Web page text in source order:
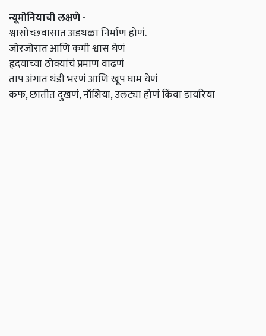
न्यूमोनियाची लक्षणे -
श्वासोच्छवासात अडथळा निर्माण होणं.
जोरजोरात आणि कमी श्वास घेणं
हृदयाच्या ठोक्यांचं प्रमाण वाढणं
ताप अंगात थंडी भरणं आणि खूप घाम येणं
कफ, छातीत दुखणं, नॉशिया, उलट्या होणं किंवा डायरिया